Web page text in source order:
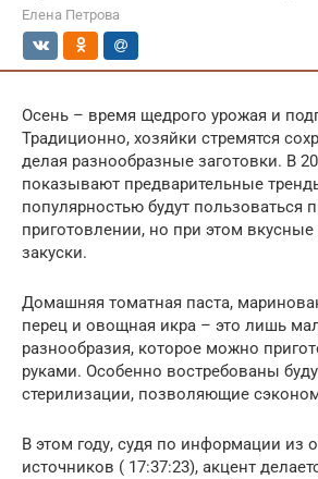
Елена Петрова
Осень – время щедрого урожая и
Традиционно, хозяйки стремятся
делая разнообразные заготовки. В
показывают предварительные
популярностью будут пользоваться
приготовлении, но при этом
закуски.
Домашняя томатная паста,
перец и овощная икра – это лишь
разнообразия, которое можно
руками. Особенно востребованы
стерилизации, позволяющие
В этом году, судя по информации из
источников ( 17:37:23), акцент